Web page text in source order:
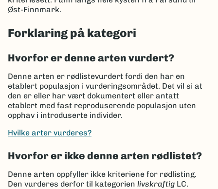
Øst-Finnmark.
Forklaring på kategori
Hvorfor er denne arten vurdert?
Denne arten er rødlistevurdert fordi den har en
etablert populasjon i vurderingsområdet. Det vil si at
den er eller har vært dokumentert eller antatt
etablert med fast reproduserende populasjon uten
opphav i introduserte individer.
Hvilke arter vurderes?
Hvorfor er ikke denne arten rødlistet?
Denne arten oppfyller ikke kriteriene for rødlisting.
Den vurderes derfor til kategorien livskraftig LC.